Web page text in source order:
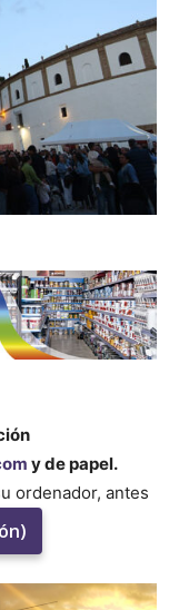
y de papel.
ordenador, antes